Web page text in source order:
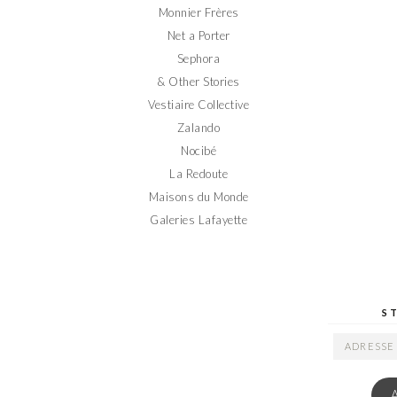
Monnier Frères
Net a Porter
Sephora
& Other Stories
Vestiaire Collective
Zalando
Nocibé
La Redoute
Maisons du Monde
Galeries Lafayette
ADRESSE